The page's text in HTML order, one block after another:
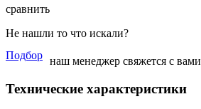
сравнить
Не нашли то что искали?
Подбор наш менеджер свяжется с вами
Технические характеристики